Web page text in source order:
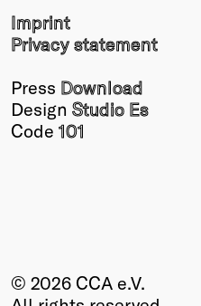
Imprint
Privacy statement
Press Download
Design Studio Es
Code 101
© 2026 CCA e.V.